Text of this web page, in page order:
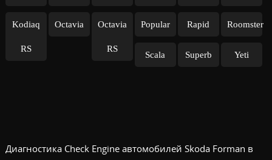
Kodiaq
RS
Octavia Octavia
RS
Popular Rapid Roomster
Scala Superb Yeti
Диагностика Check Engine автомобилей Skoda Forman в